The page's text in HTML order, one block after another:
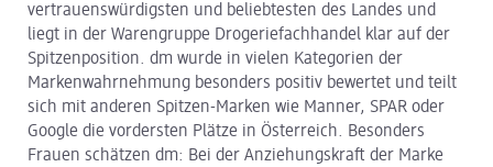
vertrauenswürdigsten und beliebtesten des Landes und
liegt in der Warengruppe Drogeriefachhandel klar auf der
Spitzenposition. dm wurde in vielen Kategorien der
Markenwahrnehmung besonders positiv bewertet und teilt
sich mit anderen Spitzen-Marken wie Manner, SPAR oder
Google die vordersten Plätze in Österreich. Besonders
Frauen schätzen dm: Bei der Anziehungskraft der Marke